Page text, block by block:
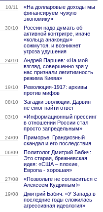
10/11
«На долларовые доходы мы
финансируем чужую
экономику»
30/10
России надо думать об
активной контригре, иначе
«кольца анаконды»
сожмутся, и возникнет
угроза удушения
24/10
Андрей Паршев: «На мой
взгляд, совершенно зря у
нас признали легитимность
режима Киева»
19/10
Революция-1917: архивы
против мифов
08/10
Загадки эволюции. Дарвин
не смог найти ответ
03/10
«Информационный прессинг
в отношении России стал
просто запредельным»
24/09
Приморье. Грандиозный
скандал и его последствия
06/09
Политолог Дмитрий Бабич:
Это старая, брежневская
идея: «США – плохие,
Европа - хорошая»
27/08
«Позвольте не согласиться с
Алексеем Кудриным!»
19/08
Дмитрий Бабич. «У Запада в
последние годы сложилась
агрессивная идеология»